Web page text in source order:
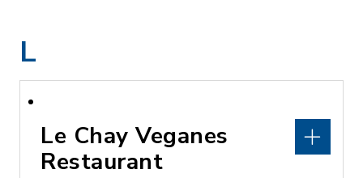
L
Le Chay Veganes
Restaurant